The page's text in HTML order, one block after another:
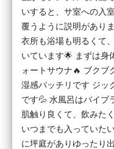
いすると、サ室への入
覆うように説明があり
衣所も浴場も明るくて
いています🌟 まずは身
ォートサウナ🔥 ブクブ
湿感バッチリです ジッ
です💦 水風呂はバイ
肌触り良くて、飲みた
いつまでも入っていた
に坪庭がありゆったり